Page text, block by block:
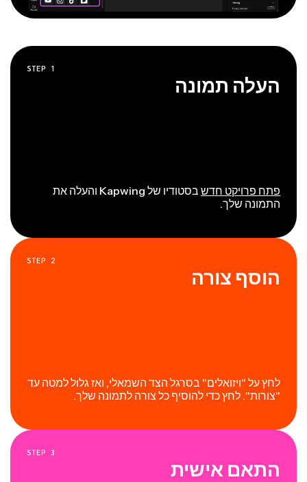
STEP 1
העלה תמונה
פתח פרויקט חדש
בסטודיו של Kapwing והעלה את
התמונה שלך.
STEP 2
הוסף צורה
לחץ על "ויזואלים" בסרגל הצד השמאלי, ואז גלול למטה עד
"צורות". לחץ כדי להוסיף כל צורה לתמונה שלך.
STEP 3
התאם אישית